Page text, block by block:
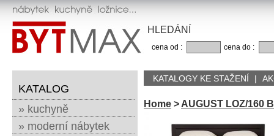
HLEDÁNÍ
cena od : cena do :
KATALOG
» kuchyně
» moderní nábytek
KATALOGY KE STAŽENÍ |
Home > AUGUST LOZ/160